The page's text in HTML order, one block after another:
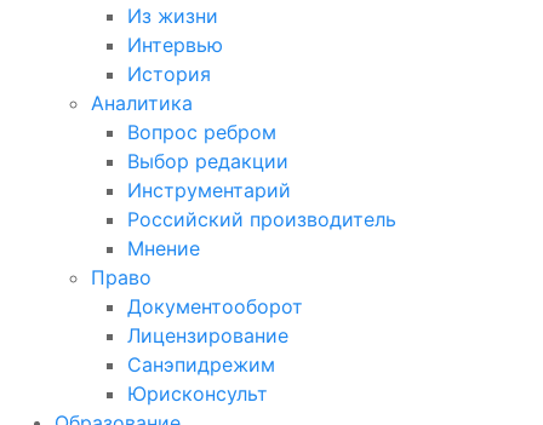
Из жизни
Интервью
История
Аналитика
Вопрос ребром
Выбор редакции
Инструментарий
Российский производитель
Мнение
Право
Документооборот
Лицензирование
Санэпидрежим
Юрисконсульт